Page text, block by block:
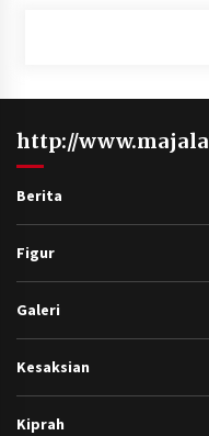
http://
Berita
Figur
Galeri
Kesaksian
Kiprah